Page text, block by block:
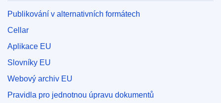
Publikování v alternativních formátech
Cellar
Aplikace EU
Slovníky EU
Webový archiv EU
Pravidla pro jednotnou úpravu dokumentů